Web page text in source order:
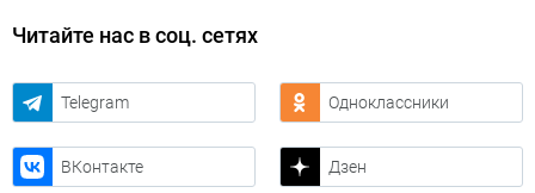
Читайте нас в соц. сетях
Telegram Одноклассники
ВКонтакте Дзен